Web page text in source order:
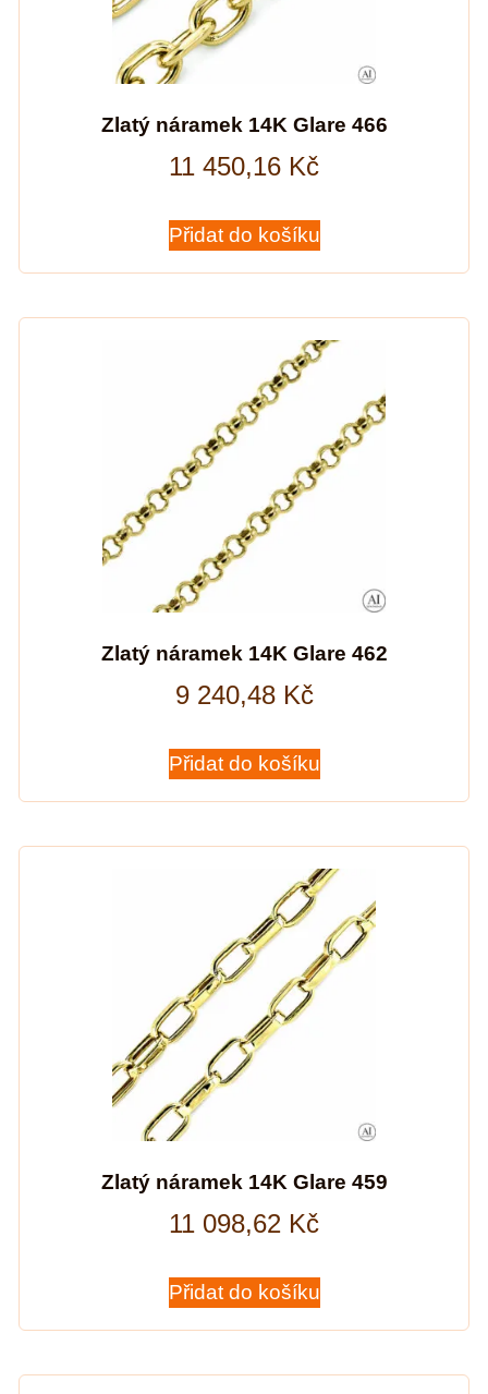
Zlatý náramek 14K Glare 466
11 450,16 Kč
Přidat do košíku
Zlatý náramek 14K Glare 462
9 240,48 Kč
Přidat do košíku
Zlatý náramek 14K Glare 459
11 098,62 Kč
Přidat do košíku